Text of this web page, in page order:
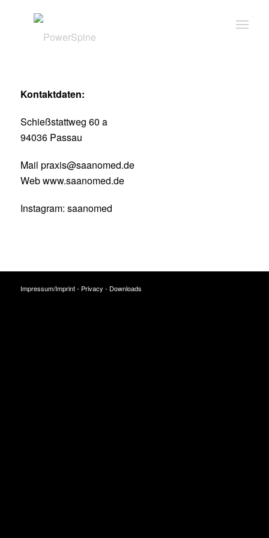
Kontaktdaten:
Schießstattweg 60 a
94036 Passau
Mail praxis@saanomed.de
Webwww.saanomed.de
Instagram: saanomed
Impressum/Imprint- Privacy - Downloads